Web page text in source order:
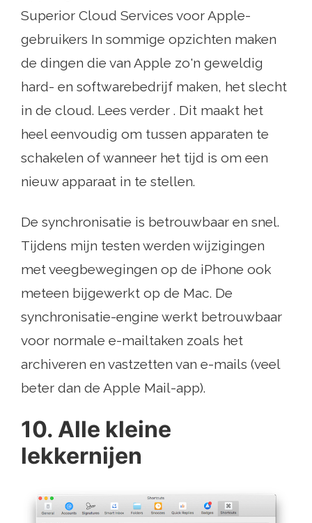
Superior Cloud Services voor Apple-
gebruikers In sommige opzichten maken
de dingen die van Apple zo'n geweldig
hard- en softwarebedrijf maken, het slecht
in de cloud. Lees verder . Dit maakt het
heel eenvoudig om tussen apparaten te
schakelen of wanneer het tijd is om een ​​
nieuw apparaat in te stellen.
De synchronisatie is betrouwbaar en snel.
Tijdens mijn testen werden wijzigingen
met veegbewegingen op de iPhone ook
meteen bijgewerkt op de Mac. De
synchronisatie-engine werkt betrouwbaar
voor normale e-mailtaken zoals het
archiveren en vastzetten van e-mails (veel
beter dan de Apple Mail-app).
10. Alle kleine
lekkernijen